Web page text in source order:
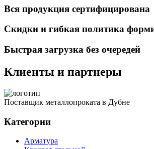
Вся продукция сертифицирована
Скидки и гибкая политика
Быстрая загрузка без очередей
Клиенты и партнеры
Поставщик металлопроката в Дубне
Категории
Арматура